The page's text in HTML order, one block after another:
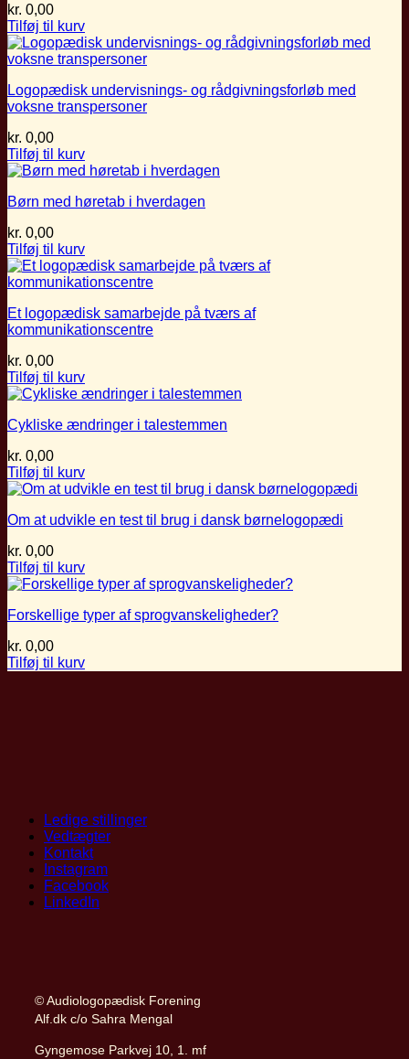
kr. 0,00
Tilføj til kurv
Logopædisk undervisnings- og rådgivningsforløb med
voksne transpersoner
kr. 0,00
Tilføj til kurv
Børn med høretab i hverdagen
kr. 0,00
Tilføj til kurv
Et logopædisk samarbejde på tværs af
kommunikationscentre
kr. 0,00
Tilføj til kurv
Cykliske ændringer i talestemmen
kr. 0,00
Tilføj til kurv
Om at udvikle en test til brug i dansk børnelogopædi
kr. 0,00
Tilføj til kurv
Forskellige typer af sprogvanskeligheder?
kr. 0,00
Tilføj til kurv
Ledige stillinger
Vedtægter
Kontakt
Instagram
Facebook
LinkedIn
© Audiologopædisk Forening
Alf.dk c/o Sahra Mengal
Gyngemose Parkvej 10, 1. mf